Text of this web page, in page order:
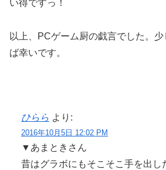
い得ですっ！
以上、PCゲーム厨の戯言でした。
ば幸いです。
ひらら より:
2016年10月5日 12:02 PM
▼あまときさん
昔はグラボにもそこそこ手を出し